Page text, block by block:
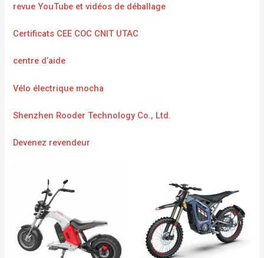
revue YouTube et vidéos de déballage
Certificats CEE COC CNIT UTAC
centre d’aide
Vélo électrique mocha
Shenzhen Rooder Technology Co., Ltd.
Devenez revendeur